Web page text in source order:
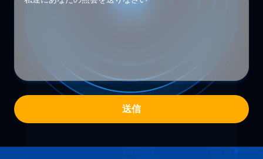
送信